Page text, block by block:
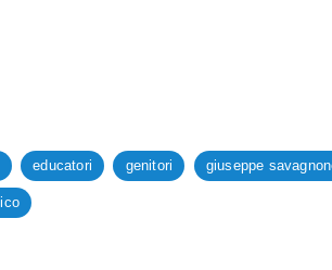
educatori genitori giuseppe